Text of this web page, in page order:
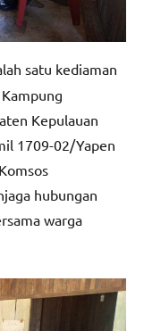
satu kediaman
Kepulauan
1709-02/Yapen
hubungan
warga